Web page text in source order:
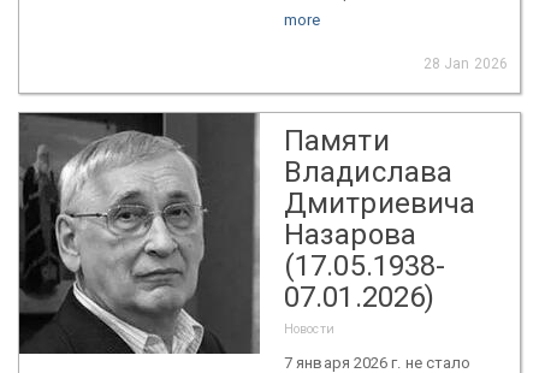
more
28 Jan 2026
Памяти
Владислава
Дмитриевича
Назарова
(17.05.1938-
07.01.2026)
Новости
7 января 2026 г. не стало